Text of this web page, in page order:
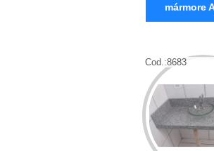
mármore
Cod.:8683